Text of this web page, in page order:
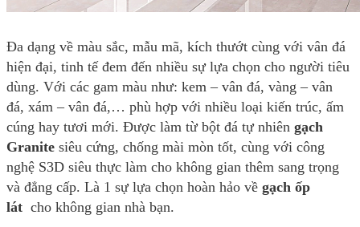
Đa dạng về màu sắc, mẫu mã, kích thướt cùng với vân đá
hiện đại, tinh tế đem đến nhiều sự lựa chọn cho người tiêu
dùng. Với các gam màu như: kem – vân đá, vàng – vân
đá, xám – vân đá,… phù hợp với nhiều loại kiến trúc, ấm
cúng hay tươi mới. Được làm từ bột đá tự nhiên gạch
Granite siêu cứng, chống mài mòn tốt, cùng với công
nghệ S3D siêu thực làm cho không gian thêm sang trọng
và đẳng cấp. Là 1 sự lựa chọn hoàn hảo về gạch ốp
lát cho không gian nhà bạn.